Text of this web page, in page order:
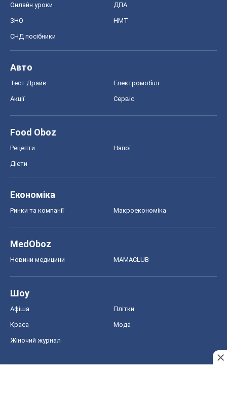
Онлайн уроки ДПА
ЗНО НМТ
СНД посібники
Авто
Тест Драйв Електромобілі
Акції Сервіс
Food Oboz
Рецепти Напої
Дієти
Економіка
Ринки та компанії Макроекономіка
MedOboz
Новини медицини MAMACLUB
Шоу
Афіша Плітки
Краса Мода
Жіночий журнал